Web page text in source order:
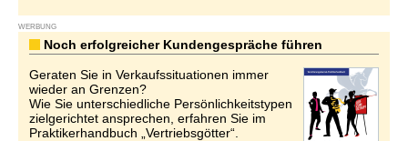
WERBUNG
Noch erfolgreicher Kundengespräche führen
Geraten Sie in Verkaufssituationen immer
wieder an Grenzen?
Wie Sie unterschiedliche Persönlichkeitstypen
zielgerichtet ansprechen, erfahren Sie im
Praktikerhandbuch „Vertriebsgötter“.